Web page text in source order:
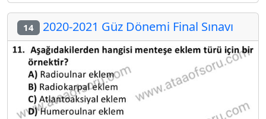
14 2020-2021 Güz Dönemi Final Sınavı